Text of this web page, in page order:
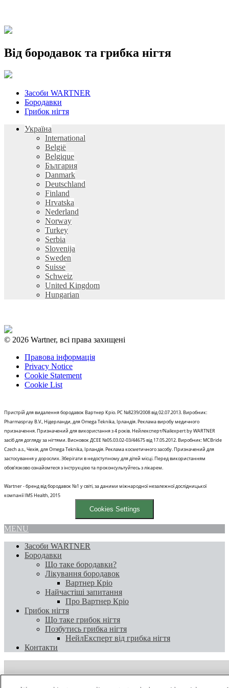
Від бородавок та грибка нігтя
Skip
content
Засоби WARTNER
Бородавки
Грибок нігтя
Україна
International
België
Belgique
България
Danmark
Deutschland
Finland
Hrvatska
Nederland
Norway
Turkey
Serbia
Slovenija
Sweden
Suisse
Schweiz
United Kingdom
Hungarian
© 2026 Wartner, всі права захищені
Правова інформація
Privacy Notice
Cookie Statement
Cookie List
Пристрій для видалення бородавок Вартнер Кріо. РС №8239/2008 від 02.07.2013. Виробник:
Pharmaspray B.V., Нідерланди, для Omega Teknika, Ірландія. Реклама виробу медичного
призначення. Призначений для використання з 4 років. Нейлексперт/Nailexpert by WARTNER
засіб для догляду за нігтями. Висновок ДСЕЕ №05.03.02-03/44675 від 17.05.2012. Виробник: MCBride
Czech a.s., Чехія, для Omega Teknika, Ірландія. Реклама косметичного засобу. Призначений для
застосування у дорослих. Зберігати в недоступному для дітей місці. Перед використанням
обов’язково ознайомтеся з інструкцією та проконсультуйтесь з лікарем.
Wartner - бренд від бородавок №1 у світі, за даними міжнародної незалежної дослідницької
компанії IMS Health, 2015
Cookies Settings
MENU
Засоби WARTNER
Бородавки
Що таке бородавки?
Лікування бородавок
Вартнер Кріо
Найчастіші запитання
Про Вартнер Кріо
Грибок нігтя
Що таке грибок нігтя
Позбутись грибка нігтя
НейлЕксперт від грибка нігтя
Контакти
САМОЛІКУВАННЯ МОЖЕ